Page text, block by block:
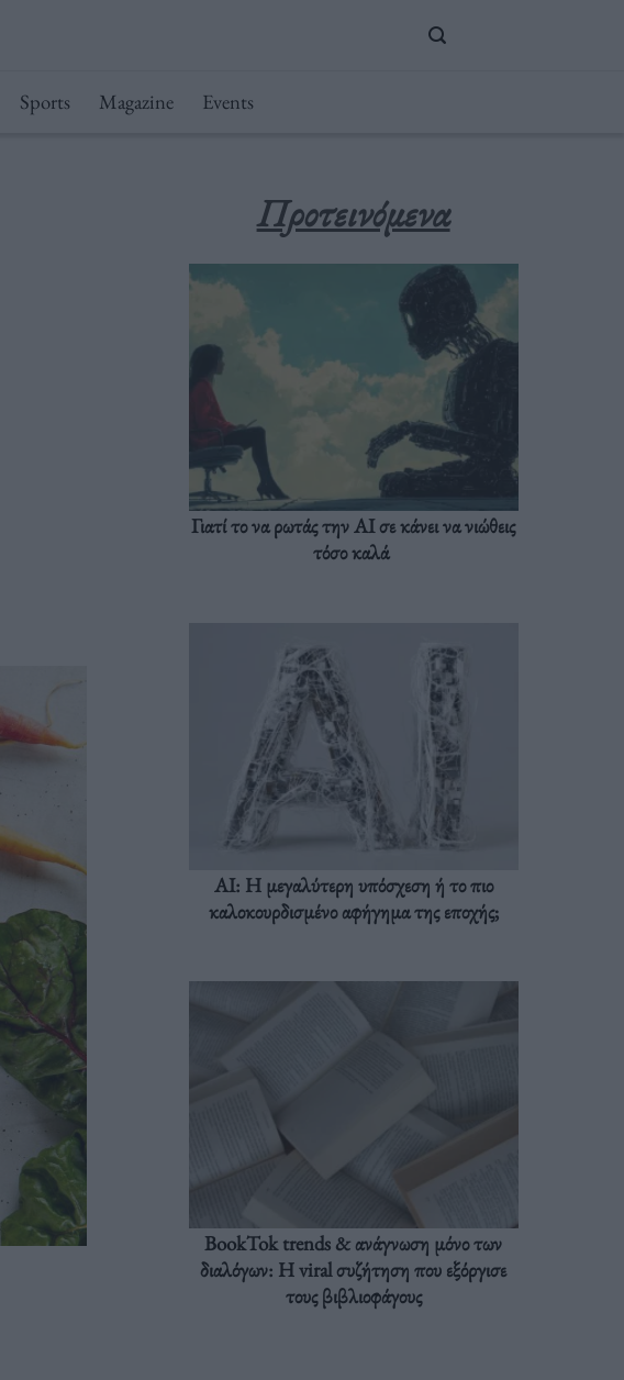
Sports Magazine Events
Προτεινόμενα
Γιατί το να ρωτάς την AI σε κάνει να νιώθεις
τόσο καλά
AI: Η μεγαλύτερη υπόσχεση ή το πιο
καλοκουρδισμένο αφήγημα της εποχής;
BookTok trends & ανάγνωση μόνο των
διαλόγων: Η viral συζήτηση που εξόργισε
τους βιβλιοφάγους